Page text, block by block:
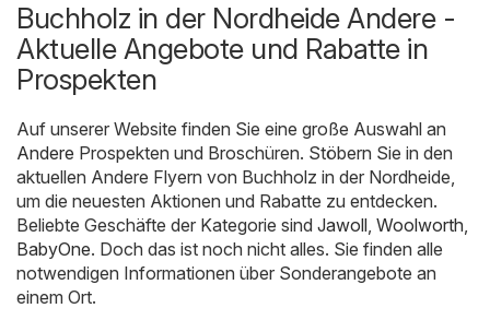
Buchholz in der Nordheide Andere -
Aktuelle Angebote und Rabatte in
Prospekten
Auf unserer Website finden Sie eine große Auswahl an
Andere Prospekten und Broschüren. Stöbern Sie in den
aktuellen Andere Flyern von Buchholz in der Nordheide,
um die neuesten Aktionen und Rabatte zu entdecken.
Beliebte Geschäfte der Kategorie sind Jawoll, Woolworth,
BabyOne. Doch das ist noch nicht alles. Sie finden alle
notwendigen Informationen über Sonderangebote an
einem Ort.